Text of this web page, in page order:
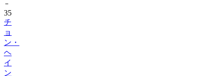
チ
ョ
ン・
ヘ
イ
ン
3